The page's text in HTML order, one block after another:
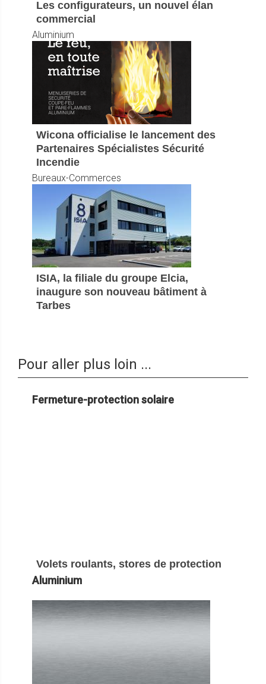
Les configurateurs, un nouvel élan
commercial
Aluminium
Wicona officialise le lancement des
Partenaires Spécialistes Sécurité
Incendie
Bureaux-Commerces
ISIA, la filiale du groupe Elcia,
inaugure son nouveau bâtiment à
Tarbes
Pour aller plus loin ...
Fermeture-protection solaire
Volets roulants, stores de protection
Aluminium